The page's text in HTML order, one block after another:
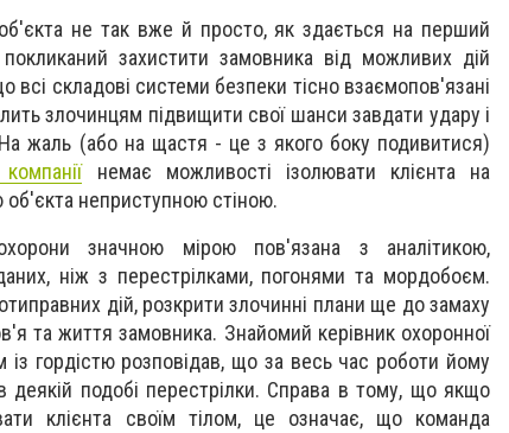
не так вже й просто, як здається на перший
захистити замовника від можливих дій
всі складові системи безпеки тісно взаємопов'язані
злочинцям підвищити свої шанси завдати удару і
жаль (або на щастя - це з якого боку подивитися)
немає можливості ізолювати клієнта на
неприступною стіною.
значною мірою пов'язана з аналітикою,
ніж з перестрілками, погонями та мордобоєм.
дій, розкрити злочинні плани ще до замаху
та життя замовника. Знайомий керівник охоронної
із гордістю розповідав, що за весь час роботи йому
подобі перестрілки. Справа в тому, що якщо
клієнта своїм тілом, це означає, що команда